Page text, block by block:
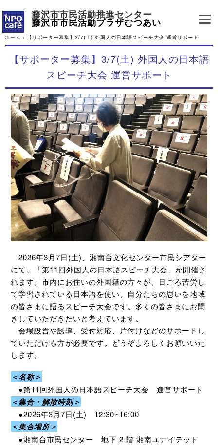
藤沢市市民活動推進センター
藤沢市市民活動プラザむつあい
ホーム › 【サポーター募集】3/7(土) 外国人の日本語スピーチ大会 運営サポート
【サポーター募集】3/7(土) 外国人の日本語
スピーチ大会 運営サポート
2026年3月7日(土)、湘南台文化センター市民シアター
にて、「第11回外国人の日本語スピーチ大会」が開催さ
れます。市内にお住いの外国籍の方々が、日ごろ苦労し
て学習されている日本語を使い、自分たちの思いを地域
の皆さまに語るスピーチ大会です。多くの皆さまにお聞
きしていただきたいと考えています。
会場設営や誘導、受付対応、片付けなどのサポートし
ていただける方が必要です。どうぞよろしくお願いいた
します。
＜名称＞
●第11回外国人の日本語スピーチ大会 運営サポート
＜集合・解散時刻＞
●2026年3月7日(土) 12:30~16:00
＜集合場所＞
●湘南台市民センター 地下 2 階 湘南ユナイテッド